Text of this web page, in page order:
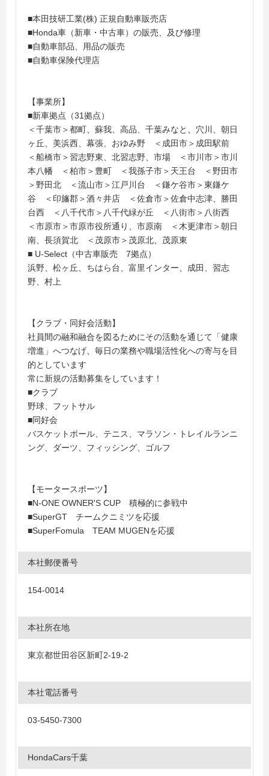
■本田技研工業(株) 正規自動車販売店
■Honda車（新車・中古車）の販売、及び修理
■自動車部品、用品の販売
■自動車保険代理店
【事業所】
■新車拠点（31拠点）
＜千葉市＞都町、蘇我、高品、千葉みなと、穴川、朝日
ヶ丘、美浜西、幕張、おゆみ野 ＜成田市＞成田駅前
＜船橋市＞習志野東、北習志野、市場 ＜市川市＞市川
本八幡 ＜柏市＞豊町 ＜我孫子市＞天王台 ＜野田市
＞野田北 ＜流山市＞江戸川台 ＜鎌ケ谷市＞東鎌ケ
谷 ＜印旛郡＞酒々井店 ＜佐倉市＞佐倉中志津、勝田
台西 ＜八千代市＞八千代緑が丘 ＜八街市＞八街西
＜市原市＞市原市役所通り、市原南 ＜木更津市＞朝日
南、長須賀北 ＜茂原市＞茂原北、茂原東
■ U-Select（中古車販売 7拠点）
浜野、松ヶ丘、ちはら台、富里インター、成田、習志
野、村上
【クラブ・同好会活動】
社員間の融和融合を図るためにその活動を通じて「健康
増進」へつなげ、毎日の業務や職場活性化への寄与を目
的としています
常に新規の活動募集をしています！
■クラブ
野球、フットサル
■同好会
バスケットボール、テニス、マラソン・トレイルランニ
ング、ダーツ、フィッシング、ゴルフ
【モータースポーツ】
■N-ONE OWNER'S CUP 積極的に参戦中
■SuperGT チームクニミツを応援
■SuperFomula TEAM MUGENを応援
本社郵便番号
154-0014
本社所在地
東京都世田谷区新町2-19-2
本社電話番号
03-5450-7300
HondaCars千葉